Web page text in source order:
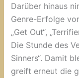
Darüber hinaus
Genre-Erfolge
„Get Out“, „
Die Stunde des
Sinners“. Damit
greift erneut die